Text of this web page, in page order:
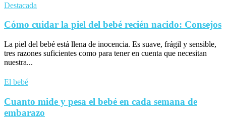
Destacada
Cómo cuidar la piel del bebé recién nacido: Consejos
La piel del bebé está llena de inocencia. Es suave, frágil y sensible,
tres razones suficientes como para tener en cuenta que necesitan
nuestra...
El bebé
Cuanto mide y pesa el bebé en cada semana de
embarazo